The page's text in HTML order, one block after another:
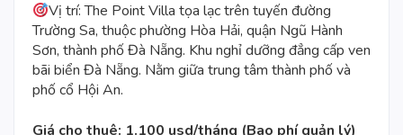
Vị trí:The Point Villa tọa lạc trên tuyến đường
Trường Sa, thuộc phường Hòa Hải, quận Ngũ Hành
Sơn, thành phố Đà Nẵng. Khu nghỉ dưỡng đẳng cấp ven
bãi biển Đà Nẵng. Nằm giữa trung tâm thành phố và
phố cổ Hội An.
Giá cho thuê: 1.100 usd/tháng (Bao phí quản lý)